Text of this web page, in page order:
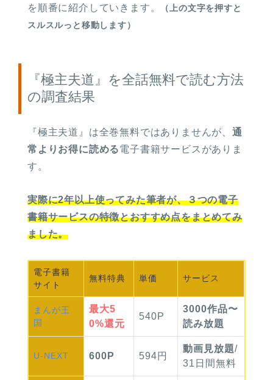
を順番に紹介していきます。
（上の文字を押すと
スルスルっと移動します）
『極主夫道』を全話無料で読む方法
の調査結果
『極主夫道』は全巻無料ではありませんが、通
常よりお得に読める電子書籍サービスがありま
す。
実際に2年以上使ってみた筆者が、３つの電子
書籍サービスの特徴とおすすめ点をまとめてみ
ました。
電子書籍
サイト
無料特典 単価 サービス
まんが王
国
最大5
0%還元
540P
3000作品〜
読み放題
U-NEXT 600P 594円
動画見放題/
31日間無料